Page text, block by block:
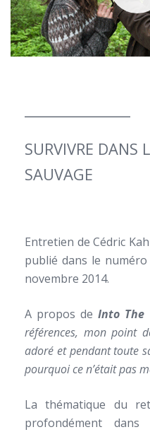
SURVIVRE DANS
SAUVAGE
Entretien de Cédric
publié dans le
novembre 2014.
A propos de Into The
références, mon point
adoré et pendant toute
pourquoi ce n’était pas
La thématique du
profondément